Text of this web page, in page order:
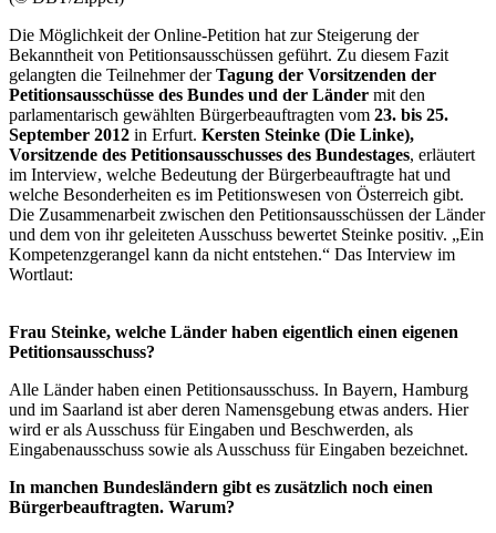
Die Möglichkeit derOnline-Petition hat zur Steigerung der
Bekanntheit von Petitionsausschüssen geführt. Zu diesem Fazit
gelangten die Teilnehmer derTagung der Vorsitzenden der
Petitionsausschüsse des Bundes und der Länder mit den
parlamentarisch gewählten Bürgerbeauftragten vom 23. bis 25.
September 2012 in Erfurt. Kersten Steinke (Die Linke),
Vorsitzende des Petitionsausschusses des Bundestages, erläutert
im Interview, welche Bedeutung der Bürgerbeauftragte hat und
welche Besonderheiten es im Petitionswesen von Österreich gibt.
Die Zusammenarbeit zwischen den Petitionsausschüssen der Länder
und dem von ihr geleiteten Ausschuss bewertet Steinke positiv. „Ein
Kompetenzgerangel kann da nicht entstehen.“ Das Interview im
Wortlaut:
Frau Steinke, welche Länder haben eigentlich einen eigenen
Petitionsausschuss?
Alle Länder haben einen Petitionsausschuss. In Bayern, Hamburg
und im Saarland ist aber deren Namensgebung etwas anders. Hier
wird er als Ausschuss für Eingaben und Beschwerden, als
Eingabenausschuss sowie als Ausschuss für Eingaben bezeichnet.
In manchen Bundesländern gibt es zusätzlich noch einen
Bürgerbeauftragten. Warum?